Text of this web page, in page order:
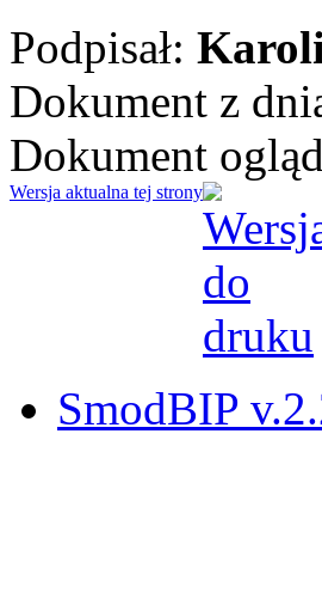
Podpisał:
Dokument z
Dokument
Wersja aktualna tej strony
SmodBIP